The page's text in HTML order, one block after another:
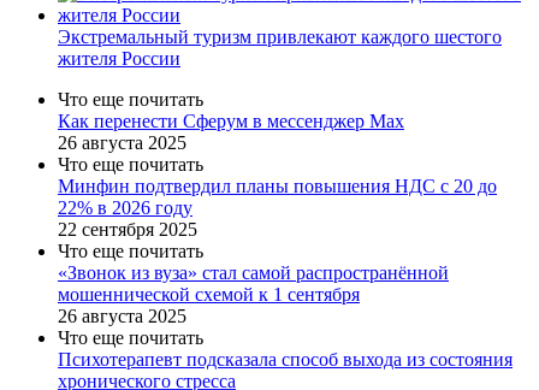
Экстремальный туризм привлекают каждого шестого
жителя России
Что еще почитать
Как перенести Сферум в мессенджер Max
26 августа 2025
Что еще почитать
Минфин подтвердил планы повышения НДС с 20 до
22% в 2026 году
22 сентября 2025
Что еще почитать
«Звонок из вуза» стал самой распространённой
мошеннической схемой к 1 сентября
26 августа 2025
Что еще почитать
Психотерапевт подсказала способ выхода из состояния
хронического стресса